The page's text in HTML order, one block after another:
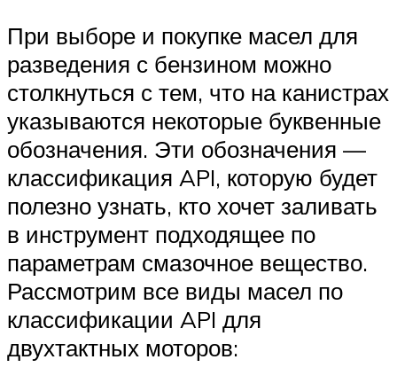
При выборе и покупке масел для
разведения с бензином можно
столкнуться с тем, что на канистрах
указываются некоторые буквенные
обозначения. Эти обозначения —
классификация API, которую будет
полезно узнать, кто хочет заливать
в инструмент подходящее по
параметрам смазочное вещество.
Рассмотрим все виды масел по
классификации API для
двухтактных моторов: